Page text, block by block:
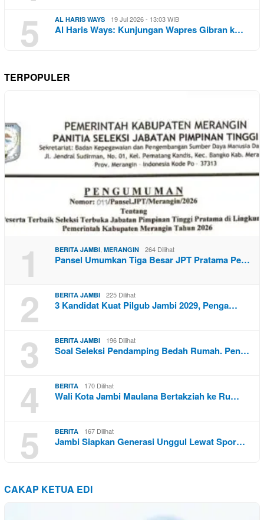
5
AL HARIS WAYS 19 Jul 2026 - 13:03 WIB
Al Haris Ways: Kunjungan Wapres Gibran k…
TERPOPULER
1 BERITA JAMBI, MERANGIN 264 Dilihat
Pansel Umumkan Tiga Besar JPT Pratama Pe…
2 BERITA JAMBI 225 Dilihat
3 Kandidat Kuat Pilgub Jambi 2029, Penga…
3 BERITA JAMBI 196 Dilihat
Soal Seleksi Pendamping Bedah Rumah. Pen…
4 BERITA 170 Dilihat
Wali Kota Jambi Maulana Bertakziah ke Ru…
5 BERITA 167 Dilihat
Jambi Siapkan Generasi Unggul Lewat Spor…
CAKAP KETUA EDI